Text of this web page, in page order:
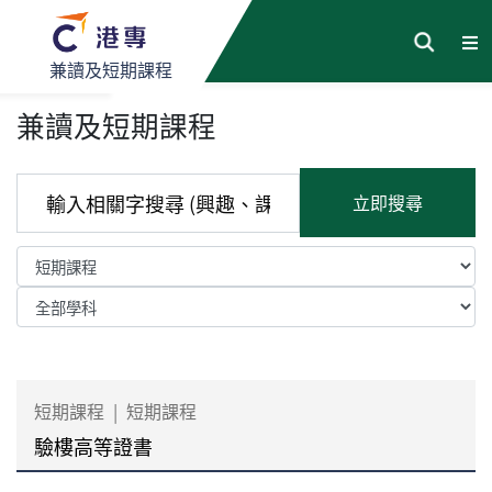
兼讀及短期課程
兼讀及短期課程
立即搜尋
短期課程 | 短期課程
驗樓高等證書